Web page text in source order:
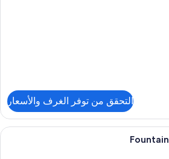
التحقق من توفر الغرف والأسعار
أغطية فراش متميزة وأسرّة بطبقة علوية